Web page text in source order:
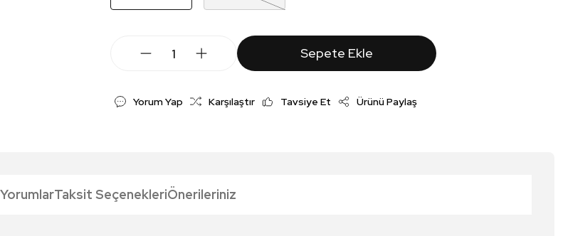
Sepete Ekle
Yorum Yap Karşılaştır Tavsiye Et Ürünü Paylaş
YorumlarTaksit SeçenekleriÖnerileriniz